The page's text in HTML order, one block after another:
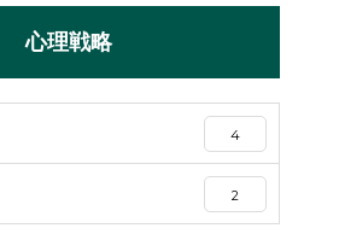
心理戦略
4
2